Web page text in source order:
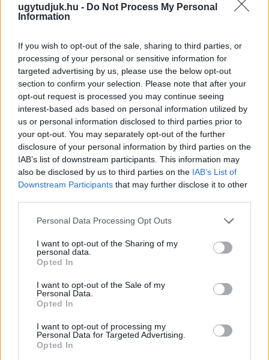
ugytudjuk.hu - Do Not Process My Personal
Information
If you wish to opt-out of the sale, sharing to third parties, or
processing of your personal or sensitive information for
targeted advertising by us, please use the below opt-out
section to confirm your selection. Please note that after your
opt-out request is processed you may continue seeing
interest-based ads based on personal information utilized by
us or personal information disclosed to third parties prior to
your opt-out. You may separately opt-out of the further
disclosure of your personal information by third parties on the
IAB’s list of downstream participants. This information may
also be disclosed by us to third parties on the IAB’s List of
Downstream Participants that may further disclose it to other
Please note that this website/app uses one or more Google
not limited to your visit or usage behaviour. You may click to
grant or deny consent to Google and its third-party tags to
use your data for below specified purposes in below Google
consent section.
Personal Data Processing Opt Outs
I want to opt-out of the Sharing of my
personal data.
Opted In
I want to opt-out of the Sale of my
Personal Data.
Opted In
I want to opt-out of processing my
Personal Data for Targeted Advertising.
Opted In
NŐVERŐ SZOMBATHELYI FÉRFI ELLEN EMELT
VÁDAT AZ ÜGYÉSZSÉG
A férfi a nyílt utcán kezdte verni áldozatát.
Szólj hozzá!
A RÓMAIAKTÓL AZ AGYAGKATONÁKIG –
TÁRLATVEZETÉSEK, WORKSHOP ÉS
KÖZÖNSÉGTALÁLKOZÓ VÁRJA A LÁTOGATÓKAT A
GYŐRI RÓMER MÚZEUMBAN
Ingyenes programokkal és különleges kiállításokkal készülnek a